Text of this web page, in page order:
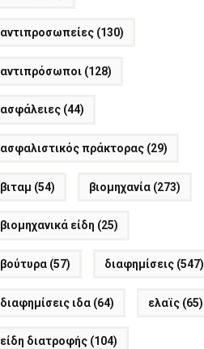
αντιπροσωπείες (130)
αντιπρόσωποι (128)
ασφάλειες (44)
ασφαλιστικός πράκτορας (29)
βιταμ (54) βιομηχανία (273)
βιομηχανικά είδη (25)
βούτυρα (57) διαφημίσεις (547)
διαφημίσεις ιδα (64) ελαϊς (65)
είδη διατροφής (104)